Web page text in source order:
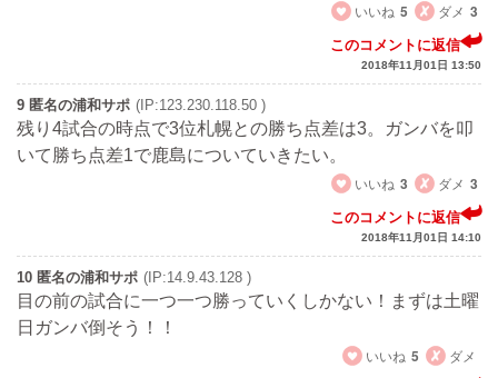
いいね 5 ダメ 3
このコメントに返信
2018年11月01日 13:50
9 匿名の浦和サポ (IP:123.230.118.50 )
残り4試合の時点で3位札幌との勝ち点差は3。ガンバを叩
いて勝ち点差1で鹿島についていきたい。
いいね 3 ダメ 3
このコメントに返信
2018年11月01日 14:10
10 匿名の浦和サポ (IP:14.9.43.128 )
目の前の試合に一つ一つ勝っていくしかない！まずは土曜
日ガンバ倒そう！！
いいね 5 ダメ